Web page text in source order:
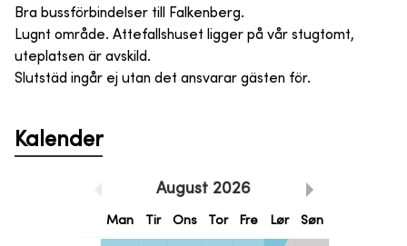
Bra bussförbindelser till Falkenberg.
Lugnt område. Attefallshuset ligger på vår stugtomt,
uteplatsen är avskild.
Slutstäd ingår ej utan det ansvarar gästen för.
Kalender
August 2026
Man Tir Ons Tor Fre Lør Søn